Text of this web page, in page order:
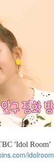
'Idol Room’
idolroom